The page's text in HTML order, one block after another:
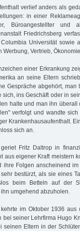
verlief anders als
in einer
Büroangestellter
Friedrichsberg
Universität sowie
Werbung, Vertrieb,
einer Erkrankung
an seine Eltern
Gespräche abgehört,
sich, ins Geschäft oder in
halte und man ihn
verfolgt und wandte
Krankenhausaufenthalt.
sich an.
Fritz Daltrop in
aus eigener Kraft meistern
ihre Folgen anscheinend
bestürzt, als sie eines
beim Betteln auf der
umgehend abzuholen.
kehrte im Oktober 1936
bei seiner Lehrfirma Hugo
seinen Eltern in der